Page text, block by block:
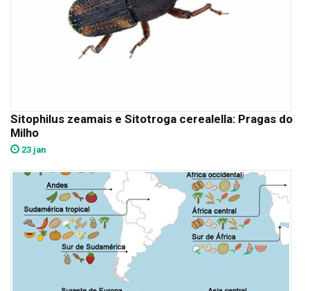
Sitophilus zeamais e Sitotroga cerealella: Pragas do
Milho
23 jan